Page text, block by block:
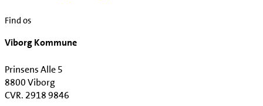
Find os
Viborg Kommune
Prinsens Alle 5
8800 Viborg
CVR. 2918 9846